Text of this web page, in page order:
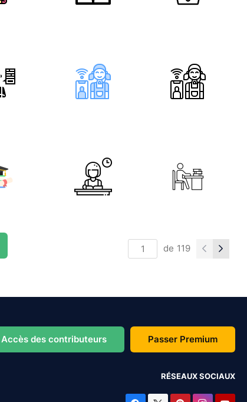
de 119
Accès des contributeurs Passer Premium
RÉSEAUX SOCIAUX